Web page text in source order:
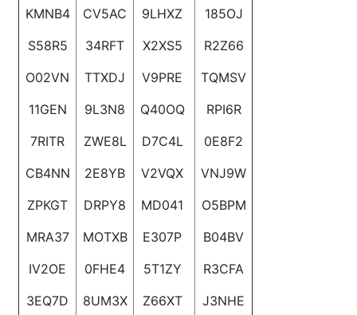
KMNB4
S58R5
O02VN
11GEN
7RITR
CB4NN
ZPKGT
MRA37
IV2OE
3EQ7D
CV5AC
34RFT
TTXDJ
9L3N8
ZWE8L
2E8YB
DRPY8
MOTXB
0FHE4
8UM3X
9LHXZ
X2XS5
V9PRE
Q40OQ
D7C4L
V2VQX
MD041
E307P
5T1ZY
Z66XT
185OJ
R2Z66
TQMSV
RPI6R
0E8F2
VNJ9W
O5BPM
B04BV
R3CFA
J3NHE